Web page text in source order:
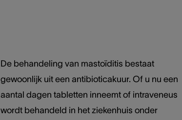
De behandeling van mastoïditis bestaat
gewoonlijk uit een antibioticakuur. Of u nu een
aantal dagen tabletten inneemt of intraveneus
wordt behandeld in het ziekenhuis onder